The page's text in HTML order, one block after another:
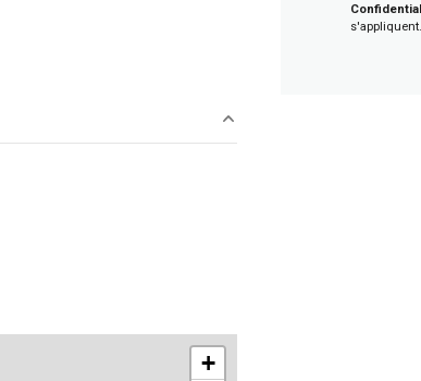
0,98 m²
+
s'appliquent.